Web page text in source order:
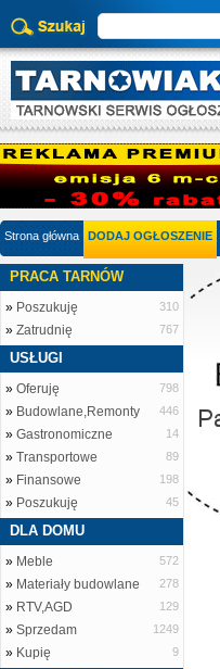
Strona główna DODAJ OGŁOSZENIE
PRACA TARNÓW
» Poszukuję 310
» Zatrudnię 767
USŁUGI
» Oferuję 798
» Budowlane,Remonty 446
» Gastronomiczne 14
» Transportowe 89
» Finansowe 198
» Poszukuję 45
DLA DOMU
» Meble 572
» Materiały budowlane 278
» RTV,AGD 129
» Sprzedam 1249
» Kupię 9